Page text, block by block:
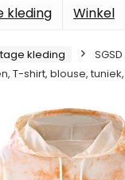
kleding Winkel
kleding
T-shirt, blouse,